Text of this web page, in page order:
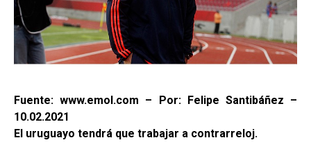
Fuente: www.emol.com – Por: Felipe Santibáñez –
10.02.2021
El uruguayo tendrá que trabajar a contrarreloj.